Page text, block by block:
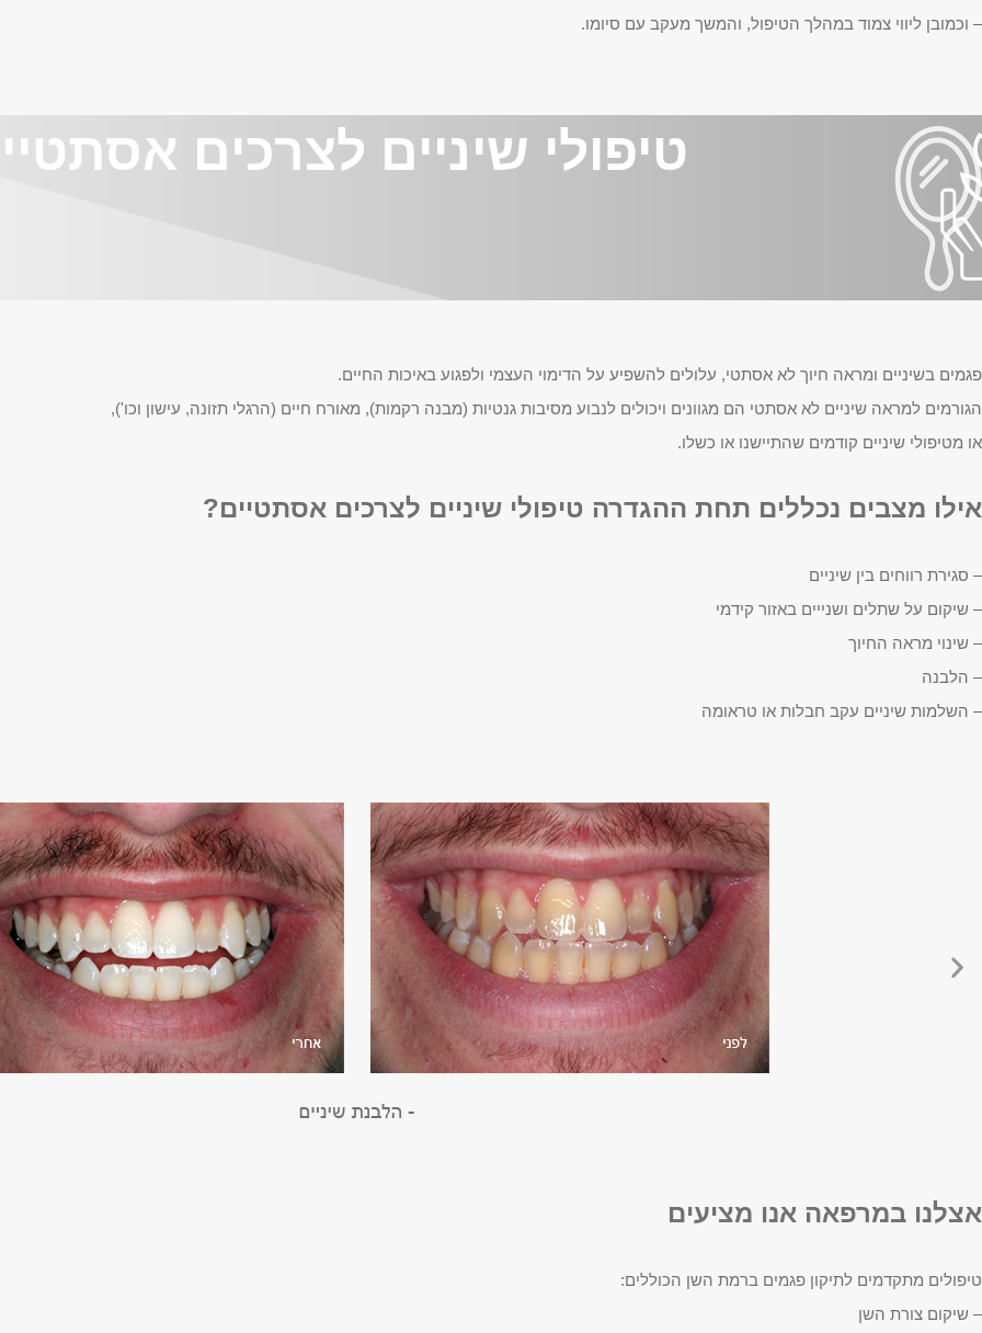
– וכמובן ליווי צמוד במהלך הטיפול, והמשך מעקב עם סיומו.
טיפולי שיניים לצרכים
פגמים בשיניים ומראה חיוך לא אסתטי, עלולים להשפיע על הדימוי העצמי ולפגוע באיכות החיים.
הגורמים למראה שיניים לא אסתטי הם מגוונים ויכולים לנבוע מסיבות גנטיות (מבנה רקמות), מאורח חיים (הרגלי תזונה, עישון וכו'),
או מטיפולי שיניים קודמים שהתיישנו או כשלו.
אילו מצבים נכללים תחת ההגדרה טיפולי שיניים לצרכים אסתטיים?
– סגירת רווחים בין שיניים
– שיקום על שתלים ושנייים באזור קידמי
– שינוי מראה החיוך
– הלבנה
– השלמות שיניים עקב חבלות או טראומה
אצלנו במרפאה אנו מציעים
טיפולים מתקדמים לתיקון פגמים ברמת השן הכוללים:
– שיקום צורת השן